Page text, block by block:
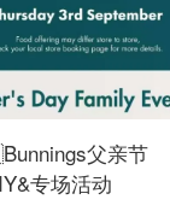
父亲节
专场活动